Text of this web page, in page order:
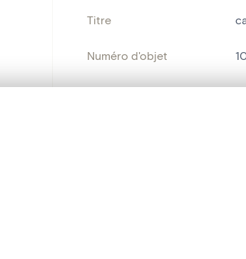
Titre
Numéro d'objet
Institution